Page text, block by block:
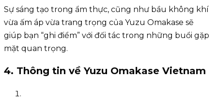
Sự sáng tạo trong ẩm thực, cũng như bầu không khí
vừa ấm áp vừa trang trọng của Yuzu Omakase sẽ
giúp bạn “ghi điểm” với đối tác trong những buổi gặp
mặt quan trọng.
4. Thông tin về Yuzu Omakase Vietnam